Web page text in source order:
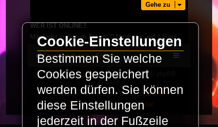
Gehe zu
WER IST ONLINE?
Mitglieder in diesem Forum: 0 Mitglieder und 1 Gast
LaserFreak.net Forum
Powered byphpBB® Forum Software © phpBB
Limited
Deutsche Übersetzung durchphpBB.de
PRIVACY_LINK | TERMS_LINK
Cookie-Einstellungen
Bestimmen Sie welche
Cookies gespeichert
werden dürfen. Sie können
diese Einstellungen
jederzeit in der Fußzeile